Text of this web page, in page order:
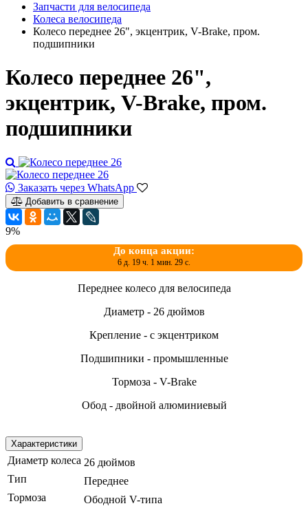
Запчасти для велосипеда
Колеса велосипеда
Колесо переднее 26", экцентрик, V-Brake, пром.
подшипники
Колесо переднее 26",
экцентрик, V-Brake, пром.
подшипники
Заказать через WhatsApp
Добавить в сравнение
9%
До конца акции:
6 д. 19 ч. 1 мин. 29 с.
Переднее колесо для велосипеда
Диаметр - 26 дюймов
Крепление - с экцентриком
Подшипники - промышленные
Тормоза - V-Brake
Обод - двойной алюминиевый
Характеристики
Диаметр колеса 26 дюймов
Тип
Переднее
Тормоза
Ободной V-типа